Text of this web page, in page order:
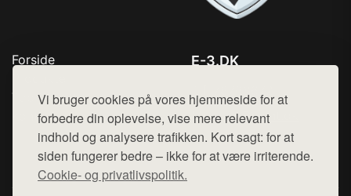
Vi bruger cookies på vores hjemmeside for at
forbedre din oplevelse, vise mere relevant
indhold og analysere trafikken. Kort sagt: for at
siden fungerer bedre – ikke for at være irriterende.
Cookie- og privatlivspolitik.
Forside
Top Rabatter
Kontakt
E-3.DK
Mail: hej@want.dk
Cookie- og privatlivspolitik